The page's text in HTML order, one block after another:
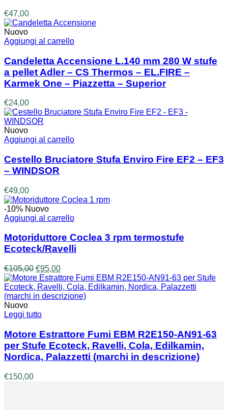
€47,00
Nuovo
Aggiungi al carrello
Candeletta Accensione L.140 mm 280 W stufe
a pellet Adler – CS Thermos – EL.FIRE –
Karmek One – Piazzetta – Superior
€24,00
Nuovo
Aggiungi al carrello
Cestello Bruciatore Stufa Enviro Fire EF2 – EF3
– WINDSOR
€49,00
-10% Nuovo
Aggiungi al carrello
Motoriduttore Coclea 3 rpm termostufe
Ecoteck/Ravelli
€105,00 Il
prezzo
originale
era:
€95,00Il
prezzo
attuale
è:
Nuovo
Leggi tutto
Motore Estrattore Fumi EBM R2E150-AN91-63
per Stufe Ecoteck, Ravelli, Cola, Edilkamin,
Nordica, Palazzetti (marchi in descrizione)
€150,00